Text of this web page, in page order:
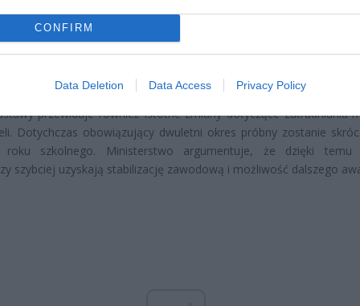
CONFIRM
Data Deletion Data Access Privacy Policy
OKRESU PRÓBNEGO
przewiduje również istotne zmiany dotyczące zatrudniania
Dotychczas obowiązujący dwuletni okres próbny zostanie
roku szkolnego. Ministerstwo argumentuje, że dzięki temu
szybciej uzyskają stabilizację zawodową i możliwość dalszego